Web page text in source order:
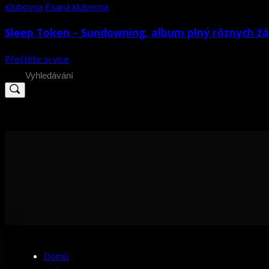
Klubovna Psaná klubovna
Sleep Token – Sundowning, album plný rôznych
Přečtěte si více
Search
for:
Domů